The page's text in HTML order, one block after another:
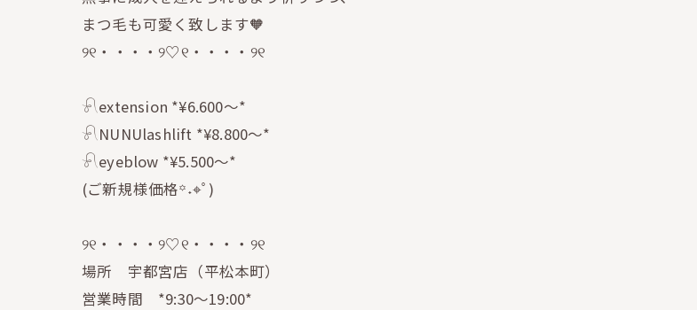
まつ毛も可愛く致します🧡
୨୧・・・・୨♡୧・・・・୨୧
𓍯extension *¥6.600〜*
𓍯NUNUlashlift *¥8.800〜*
𓍯eyeblow *¥5.500〜*
(ご新規様価格꙳˖⌖ﾟ)
୨୧・・・・୨♡୧・・・・୨୧
場所 宇都宮店（平松本町）
営業時間 *9:30〜19:00*